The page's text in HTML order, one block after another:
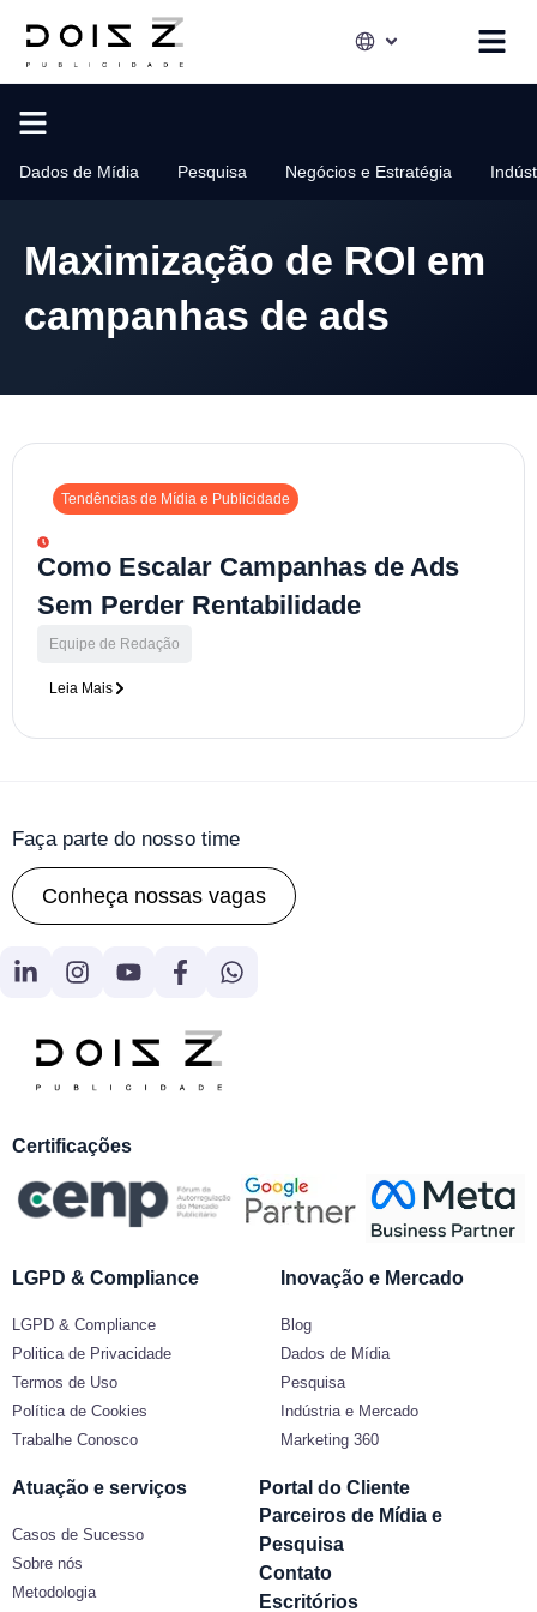
Dados de Mídia Pesquisa Negócios e Estratégia
Maximização de ROI em
campanhas de ads
Tendências de Mídia e Publicidade
Como Escalar Campanhas de Ads
Sem Perder Rentabilidade
Equipe de Redação
Leia Mais
Faça parte do nosso time
Conheça nossas vagas
Certificações
LGPD & Compliance
LGPD & Compliance
Politica de Privacidade
Termos de Uso
Política de Cookies
Trabalhe Conosco
Inovação e Mercado
Blog
Dados de Mídia
Pesquisa
Indústria e Mercado
Marketing 360
Atuação e serviços
Casos de Sucesso
Sobre nós
Metodologia
Portal do Cliente
Parceiros de Mídia e
Pesquisa
Contato
Escritórios